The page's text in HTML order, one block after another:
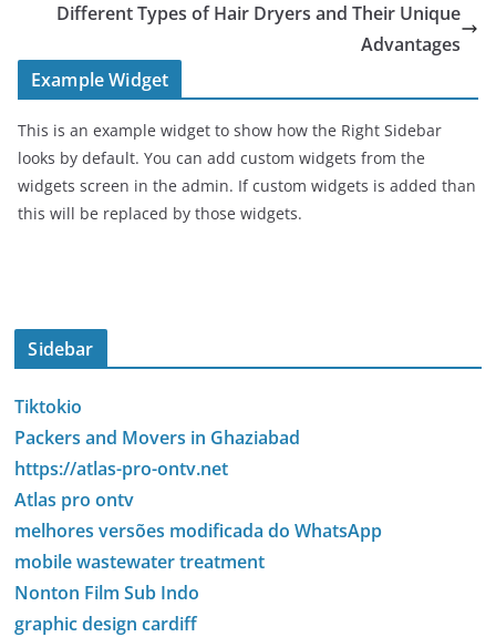
Different Types of Hair Dryers and Their Unique
Advantages
Example Widget
This is an example widget to show how the Right Sidebar
looks by default. You can add custom widgets from the
widgets screen in the admin. If custom widgets is added than
this will be replaced by those widgets.
Sidebar
Tiktokio
Packers and Movers in Ghaziabad
https://atlas-pro-ontv.net
Atlas pro ontv
melhores versões modificada do WhatsApp
mobile wastewater treatment
Nonton Film Sub Indo
graphic design cardiff